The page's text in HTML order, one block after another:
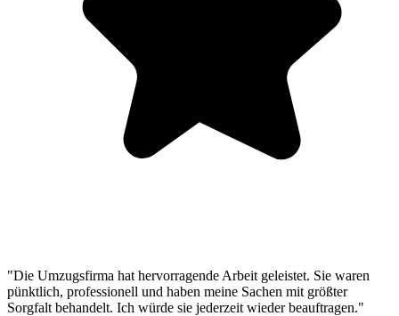
"Die Umzugsfirma hat hervorragende Arbeit geleistet. Sie waren
pünktlich, professionell und haben meine Sachen mit größter
Sorgfalt behandelt. Ich würde sie jederzeit wieder beauftragen."